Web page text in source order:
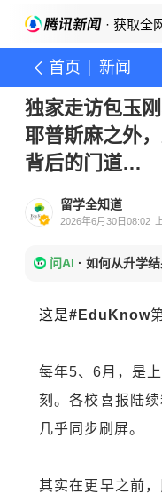
· 获取全
首页 新闻
独家走访包玉
耶普斯麻之外
背后的门道…
留学全知道
2026年6月30日08:02
问AI · 如何从升学结
这是#EduKnow
每年5、6月，是
刻。各校喜报陆
几乎同步刷屏。
其实在更早之前